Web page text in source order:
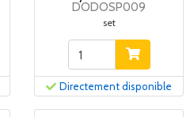
DODOSP009
set
Directement disponible